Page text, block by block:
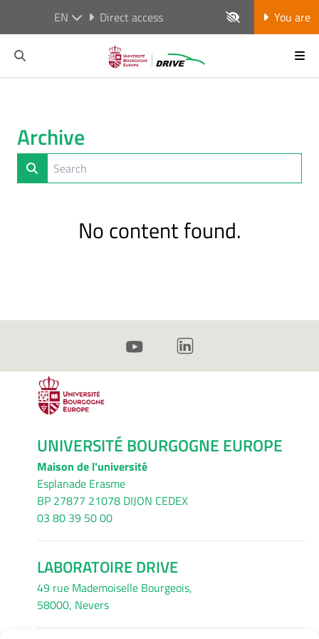
EN Direct access You are
Archive
No content found.
UNIVERSITÉ BOURGOGNE EUROPE
Maison de l'université
Esplanade Erasme
BP 27877 21078 DIJON CEDEX
03 80 39 50 00
LABORATOIRE DRIVE
49 rue Mademoiselle Bourgeois,
58000, Nevers